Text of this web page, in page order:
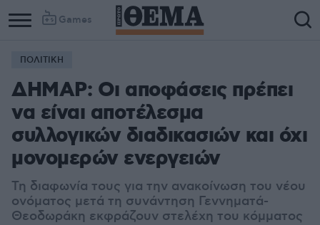
Games
ΠΟΛΙΤΙΚΗ
ΔΗΜΑΡ: Οι αποφάσεις πρέπει
να είναι αποτέλεσμα
συλλογικών διαδικασιών και όχι
μονομερών ενεργειών
Τη διαφωνία τους για την ανακοίνωση του νέου
ονόματος μετά τη συνάντηση Γεννηματά-
Θεοδωράκη εκφράζουν στελέχη του κόμματος